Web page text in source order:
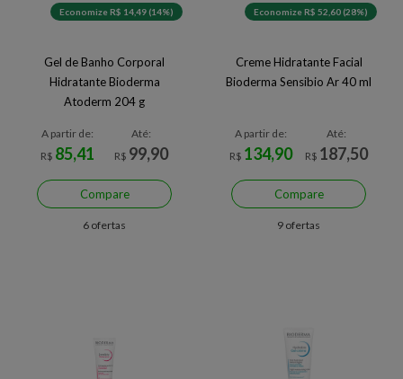
Economize R$ 14,49 (14%)
Gel de Banho Corporal
Hidratante Bioderma
Atoderm 204 g
A partir de:
R$ 85,41
Até:
R$ 99,90
Compare
6 ofertas
Economize R$ 52,60 (28%)
Creme Hidratante Facial
Bioderma Sensibio Ar 40 ml
A partir de:
R$ 134,90
Até:
R$ 187,50
Compare
9 ofertas